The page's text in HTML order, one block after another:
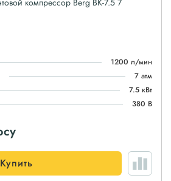
компрессор Berg ВК-7.5 7
1200 л/мин
7 атм
7.5 кВт
380 В
Купить